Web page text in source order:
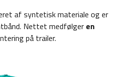
af syntetisk materiale og er
Nettet medfølger en
på trailer.